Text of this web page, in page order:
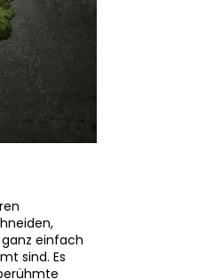
einfach
sind. Es